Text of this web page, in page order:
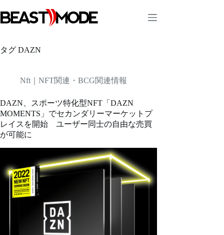
ン
テ
ツ
へ
プ
タグ DAZN
Nft｜NFT関連・BCG関連情報
DAZN、スポーツ特化型NFT「DAZN
MOMENTS」でセカンダリーマーケットプ
レイスを開始 ユーザー同士の自由な売買
が可能に